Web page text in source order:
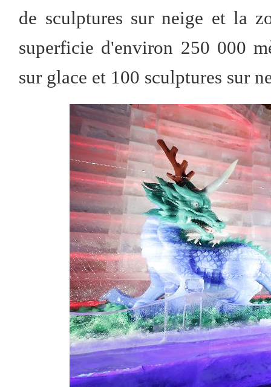
de sculptures sur neige et la
superficie d'environ 250 000
sur glace et 100 sculptures sur